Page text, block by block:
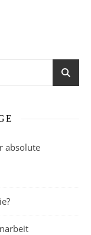
absolute